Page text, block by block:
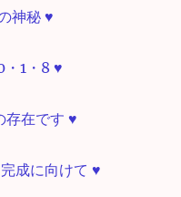
神秘 ♥
1・8 ♥
存在です ♥
成に向けて ♥